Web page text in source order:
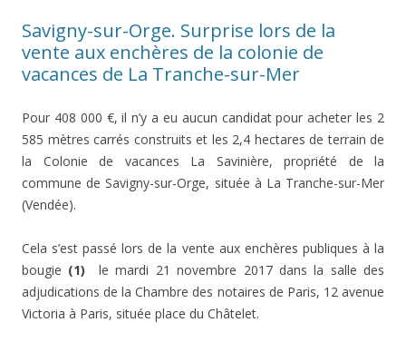
Savigny-sur-Orge. Surprise lors de la
vente aux enchères de la colonie de
vacances de La Tranche-sur-Mer
Pour 408 000 €, il n’y a eu aucun candidat pour acheter les 2
585 mètres carrés construits et les 2,4 hectares de terrain de
la Colonie de vacances La Savinière, propriété de la
commune de Savigny-sur-Orge, située à La Tranche-sur-Mer
(Vendée).
Cela s’est passé lors de la vente aux enchères publiques à la
bougie (1)
le mardi 21 novembre 2017 dans la salle des
adjudications de la Chambre des notaires de Paris, 12 avenue
Victoria à Paris, située place du Châtelet.